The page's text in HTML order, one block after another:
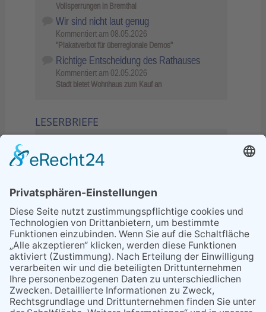
Vollsperrungen in Bremthal
Wir sind nicht laut genug
Kommentiert am 08.05.2026
"Plakatverbot für überregionale Demos"
Richtige Entscheidung des Rathauses
Kommentiert am 02.05.2026
Stadt bietet Wohnhaus zum Kauf an
LESERBRIEFE
Sperrung B455: Kleiner
Grenzverkehr statt weite Wege
21.04.2026
Wenn Bahn-Computer nicht
miteinander kommunizieren
11.03.2026
"Plakatverbot für überregionale
Demos"
04.02.2026
Gelbe Tonne – Ein kleiner Blick
über den Tellerand
04.02.2026